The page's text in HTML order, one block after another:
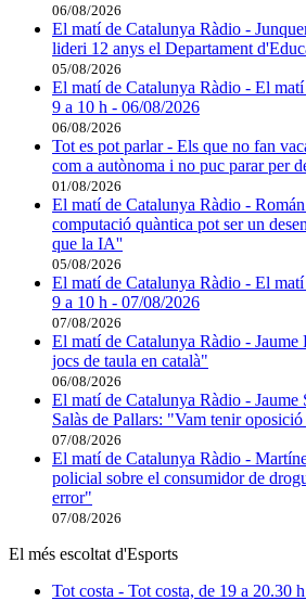
06/08/2026
El matí de Catalunya Ràdio -
lideri 12 anys el Departament
05/08/2026
El matí de Catalunya Ràdio - El
9 a 10 h - 06/08/2026
06/08/2026
Tot es pot parlar - Els que no fan
com a autònoma i no puc parar per
01/08/2026
El matí de Catalunya Ràdio -
computació quàntica pot ser un
que la IA''
05/08/2026
El matí de Catalunya Ràdio - El
9 a 10 h - 07/08/2026
07/08/2026
El matí de Catalunya Ràdio - Jaume
jocs de taula en català"
06/08/2026
El matí de Catalunya Ràdio - Jaume
Salàs de Pallars: "Vam tenir
07/08/2026
El matí de Catalunya Ràdio -
policial sobre el consumidor de
error"
07/08/2026
El més escoltat d'Esports
Tot costa - Tot costa, de 19 a 20.30